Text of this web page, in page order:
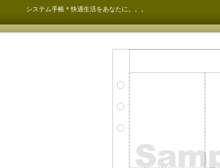
システム手帳＊快適生活をあなたに。。。